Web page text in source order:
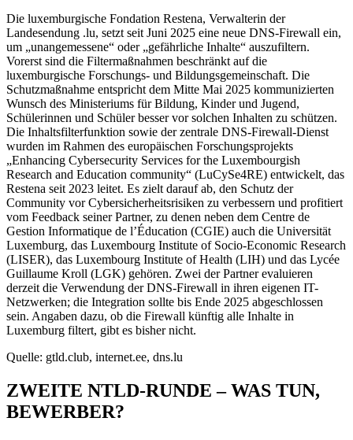
Die luxemburgische Fondation Restena, Verwalterin der
Landesendung .lu, setzt seit Juni 2025 eine neue DNS-Firewall ein,
um „unangemessene“ oder „gefährliche Inhalte“ auszufiltern.
Vorerst sind die Filtermaßnahmen beschränkt auf die
luxemburgische Forschungs- und Bildungsgemeinschaft. Die
Schutzmaßnahme entspricht dem Mitte Mai 2025 kommunizierten
Wunsch des Ministeriums für Bildung, Kinder und Jugend,
Schülerinnen und Schüler besser vor solchen Inhalten zu schützen.
Die Inhaltsfilterfunktion sowie der zentrale DNS-Firewall-Dienst
wurden im Rahmen des europäischen Forschungsprojekts
„Enhancing Cybersecurity Services for the Luxembourgish
Research and Education community“ (LuCySe4RE) entwickelt, das
Restena seit 2023 leitet. Es zielt darauf ab, den Schutz der
Community vor Cybersicherheitsrisiken zu verbessern und profitiert
vom Feedback seiner Partner, zu denen neben dem Centre de
Gestion Informatique de l’Éducation (CGIE) auch die Universität
Luxemburg, das Luxembourg Institute of Socio-Economic Research
(LISER), das Luxembourg Institute of Health (LIH) und das Lycée
Guillaume Kroll (LGK) gehören. Zwei der Partner evaluieren
derzeit die Verwendung der DNS-Firewall in ihren eigenen IT-
Netzwerken; die Integration sollte bis Ende 2025 abgeschlossen
sein. Angaben dazu, ob die Firewall künftig alle Inhalte in
Luxemburg filtert, gibt es bisher nicht.
Quelle: gtld.club, internet.ee, dns.lu
ZWEITE NTLD-RUNDE – WAS TUN,
BEWERBER?